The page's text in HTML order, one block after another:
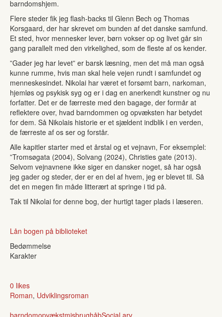
barndomshjem.
Flere steder fik jeg flash-backs til Glenn Bech og Thomas
Korsgaard, der har skrevet om bunden af det danske samfund.
Et sted, hvor mennesker lever, børn vokser op og livet går sin
gang parallelt med den virkelighed, som de fleste af os kender.
”Gader jeg har levet” er barsk læsning, men det må man også
kunne rumme, hvis man skal hele vejen rundt i samfundet og
menneskesindet. Nikolai har været et forsømt barn, narkoman,
hjemløs og psykisk syg og er i dag en anerkendt kunstner og nu
forfatter. Det er de færreste med den bagage, der formår at
reflektere over, hvad barndommen og opvæksten har betydet
for dem. Så Nikolais historie er et sjældent indblik i en verden,
de færreste af os ser og forstår.
Alle kapitler starter med et årstal og et vejnavn, For eksemplel:
”Tromsøgata (2004), Solvang (2024), Christies gate (2013).
Selvom vejnavnene ikke siger en dansker noget, så har også
jeg gader og steder, der er en del af hvem, jeg er blevet til. Så
det en megen fin måde litterært at springe i tid på.
Tak til Nikolai for denne bog, der hurtigt tager plads i læseren.
Lån bogen på biblioteket
Bedømmelse
Karakter
0 likes
Roman, Udviklingsroman
barndomopvækstmisbrughåbSocial arv